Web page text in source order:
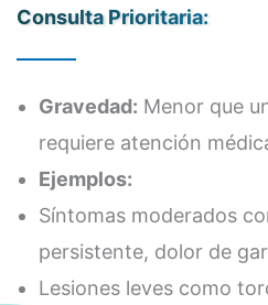
Consulta Prioritaria:
Gravedad: Menor que
requiere atención
Ejemplos:
Síntomas moderados
persistente, dolor de
Lesiones leves como